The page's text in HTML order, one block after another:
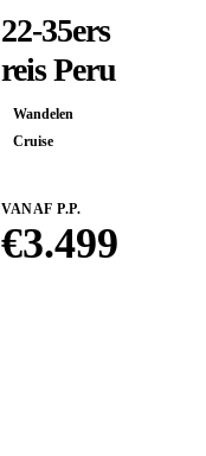
22-35ers
reis Peru
Wandelen
Cruise
VANAF P.P.
€3.499